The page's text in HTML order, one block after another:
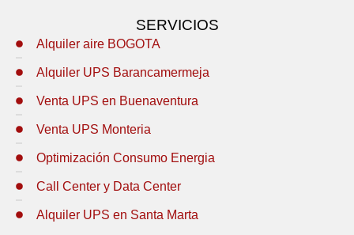
SERVICIOS
Alquiler aire BOGOTA
Alquiler UPS Barancamermeja
Venta UPS en Buenaventura
Venta UPS Monteria
Optimización Consumo Energia
Call Center y Data Center
Alquiler UPS en Santa Marta